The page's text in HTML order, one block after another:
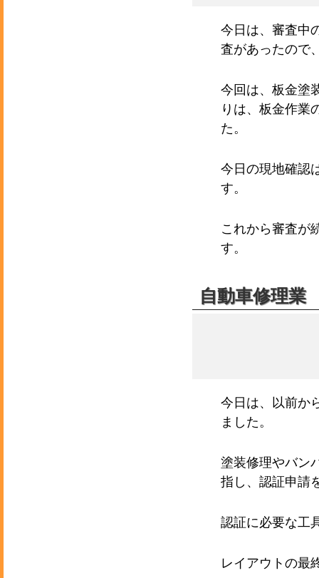
今日は、審査中
査があったので
今回は、板金塗
りは、板金作業
た。
今日の現地確認
す。
これから審査が
す。
自動車修理業
今日は、以前か
ました。
塗装修理やバン
指し、認証申請
認証に必要な工
レイアウトの最